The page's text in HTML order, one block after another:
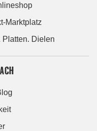
Marktplatz
Dielen